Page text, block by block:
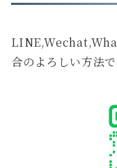
合のよろしい方法